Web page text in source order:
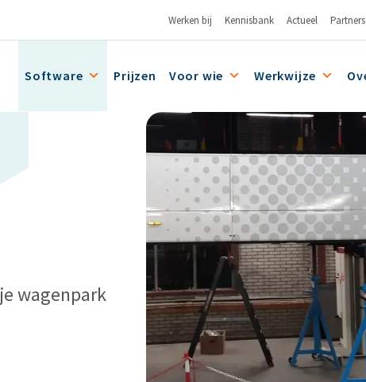
Werken bij Kennisbank Actueel Partners
Software Prijzen Voor wie Werkwijze
wagenpark